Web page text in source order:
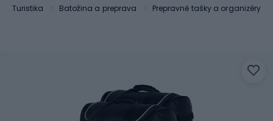
Turistika Batožina a preprava Prepravné tašky a organizéry